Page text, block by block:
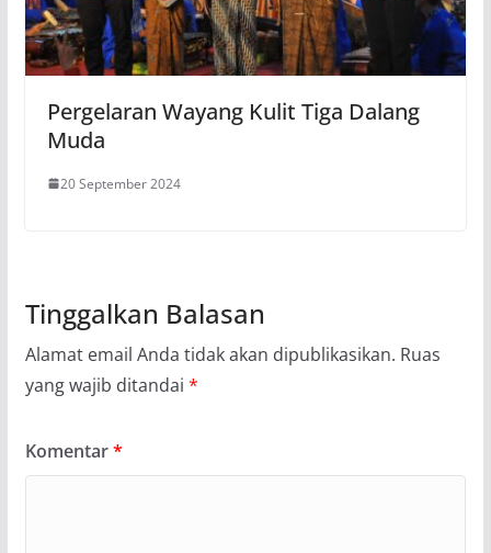
Pergelaran Wayang Kulit Tiga Dalang
Muda
20 September 2024
Tinggalkan Balasan
Alamat email Anda tidak akan dipublikasikan. Ruas
yang wajib ditandai *
Komentar*